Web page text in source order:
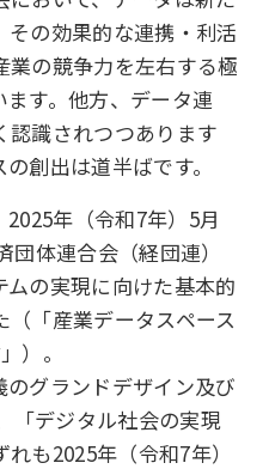
の効果的な連携・利活
の競争力を左右する極
す。他方、データ連
識されつつあります
創出は道半ばです。
年（令和7年）5月
体連合会（経団連）
の実現に向けた基本的
「産業データスペース
）。
グランドデザイン及び
「デジタル社会の実現
も2025年（令和7年）